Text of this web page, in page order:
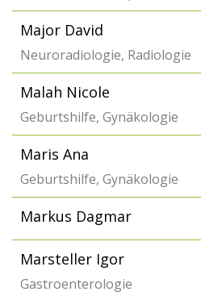
Major David
Neuroradiologie, Radiologie
Malah Nicole
Geburtshilfe, Gynäkologie
Maris Ana
Geburtshilfe, Gynäkologie
Markus Dagmar
Marsteller Igor
Gastroenterologie